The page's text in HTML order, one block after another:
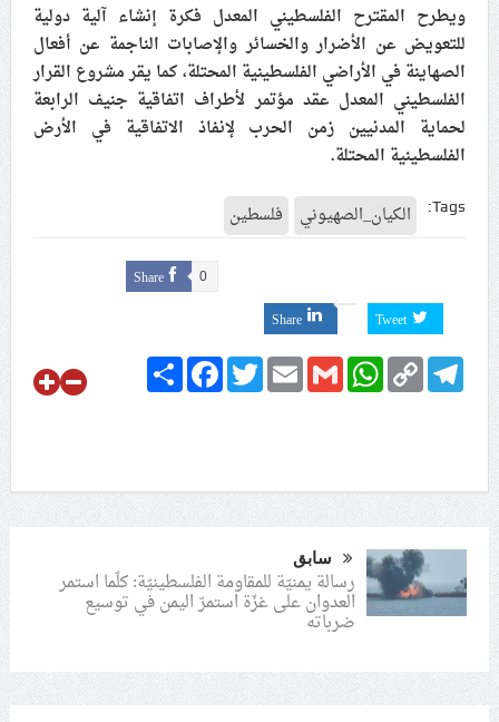
ويطرح المقترح الفلسطيني المعدل فكرة إنشاء آلية دولية
للتعويض عن الأضرار والخسائر والإصابات الناجمة عن أفعال
الصهاينة في الأراضي الفلسطينية المحتلة، كما يقر مشروع القرار
الفلسطيني المعدل عقد مؤتمر لأطراف اتفاقية جنيف الرابعة
لحماية المدنيين زمن الحرب لإنفاذ الاتفاقية في الأرض
الفلسطينية المحتلة.
Tags: الكيان_الصهيوني فلسطين
Share 0
Tweet
Share
ShareFacebookTwitterEmailGmail
WhatsApp Copy
Link
Telegram
سابق
رسالة يمنيّة للمقاومة الفلسطينيّة: كلّما استمر
العدوان على غزّة استمرّ اليمن في توسيع
ضرباته